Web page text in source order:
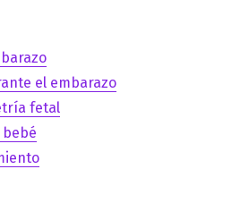
el embarazo
fetal